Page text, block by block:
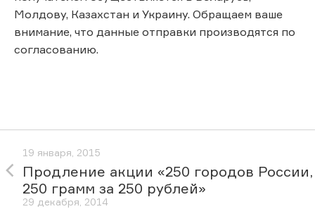
Молдову, Казахстан и Украину. Обращаем ваше
внимание, что данные отправки производятся по
согласованию.
19 января, 2015
Продление акции «250 городов России,
250 грамм за 250 рублей»
29 декабря, 2014